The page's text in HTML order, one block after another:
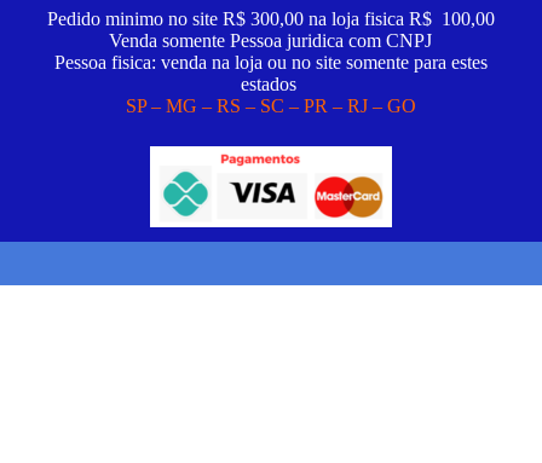
Pedido minimo no site R$ 300,00 na loja fisica R$ 100,00
Venda somente Pessoa juridica com CNPJ
Pessoa fisica: venda na loja ou no site somente para estes
estados
SP – MG – RS – SC – PR – RJ – GO